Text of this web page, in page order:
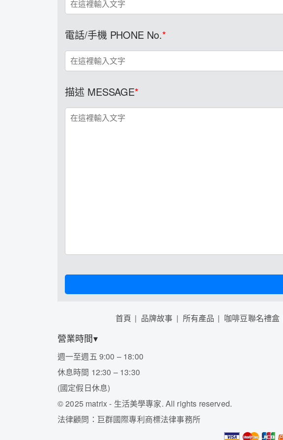
電話/手機 PHONE No.
描述 MESSAGE
首頁 品牌故事 所有產品 咖啡豆聯名禮盒
營業時間▾
週一至週五 9:00 – 18:00
休息時間 12:30 – 13:30
(國定假日休息)
©2025 matrix - 生活美學專家. All rights reserved.
法律顧問：巨群國際專利商標法律事務所